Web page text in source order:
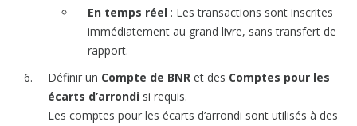
En temps réel : Les transactions sont inscrites
immédiatement au grand livre, sans transfert de
rapport.
Définir un Compte de BNR et des Comptes pour les
écarts d’arrondi si requis.
Les comptes pour les écarts d’arrondi sont utilisés à des